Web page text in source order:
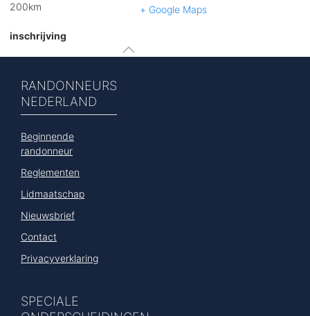
200km
inschrijving
+ Google Maps
RANDONNEURS
NEDERLAND
Beginnende
randonneur
Reglementen
Lidmaatschap
Nieuwsbrief
Contact
Privacyverklaring
SPECIALE